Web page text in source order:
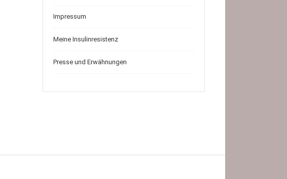
Impressum
Meine Insulinresistenz
Presse und Erwähnungen